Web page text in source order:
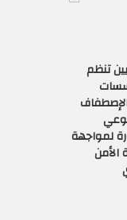
تنظم
لمواجهة
الأمن